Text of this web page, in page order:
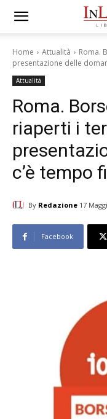
Home Attualità
Roma.
presentazione delle
Attualità
Roma.
riaperti i
c’è tempo
By Redazione 17
Facebook